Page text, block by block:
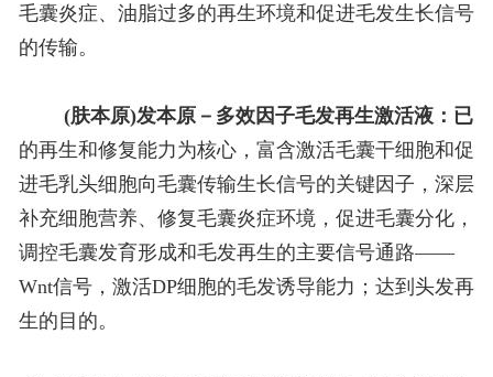
毛囊炎症、油脂过多的再生环境和促进毛发生长信号
的传输。
(肤本原)发本原－多效因子毛发再生激活液：已
的再生和修复能力为核心，富含激活毛囊干细胞和促
进毛乳头细胞向毛囊传输生长信号的关键因子，深层
补充细胞营养、修复毛囊炎症环境，促进毛囊分化，
调控毛囊发育形成和毛发再生的主要信号通路——
Wnt信号，激活DP细胞的毛发诱导能力；达到头发再
生的目的。